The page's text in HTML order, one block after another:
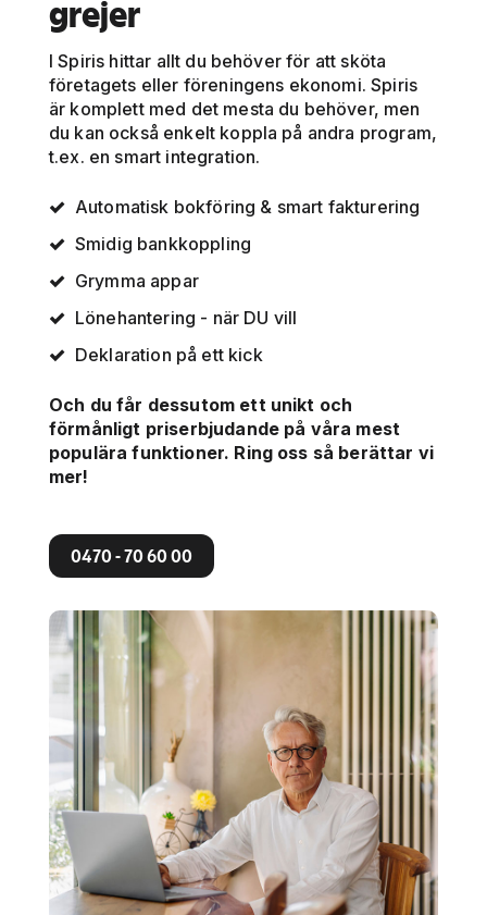
grejer
I Spiris hittar allt du behöver för att sköta
företagets eller föreningens ekonomi. Spiris
är komplett med det mesta du behöver, men
du kan också enkelt koppla på andra program,
t.ex. en smart integration.
Automatisk bokföring & smart fakturering
Smidig bankkoppling
Grymma appar
Lönehantering - när DU vill
Deklaration på ett kick
Och du får dessutom ett unikt och
förmånligt priserbjudande på våra mest
populära funktioner. Ring oss så berättar vi
mer!
0470 - 70 60 00